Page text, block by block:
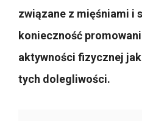
związane z mięśniami i
konieczność
aktywności fizycznej
tych dolegliwości.